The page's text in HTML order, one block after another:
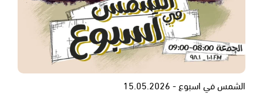
الشمس في اسبوع - 15.05.2026